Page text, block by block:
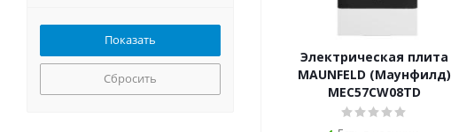
Электрическая плита
MAUNFELD (Маунфилд)
MEC57CW08TD
Сбросить